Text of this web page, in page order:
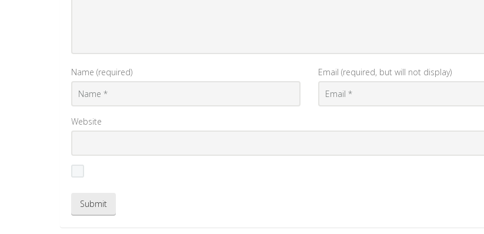
Name (required) Email (required, but will not display)
Website